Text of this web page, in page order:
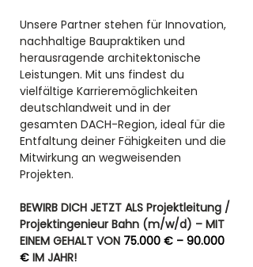
Unsere Partner stehen für Innovation,
nachhaltige Baupraktiken und
herausragende architektonische
Leistungen. Mit uns findest du
vielfältige Karrieremöglichkeiten
deutschlandweit und in der
gesamten DACH-Region, ideal für die
Entfaltung deiner Fähigkeiten und die
Mitwirkung an wegweisenden
Projekten.
BEWIRB DICH JETZT ALS Projektleitung /
Projektingenieur Bahn (m/w/d) – MIT
EINEM GEHALT VON 75.000 € – 90.000
€ IM JAHR!